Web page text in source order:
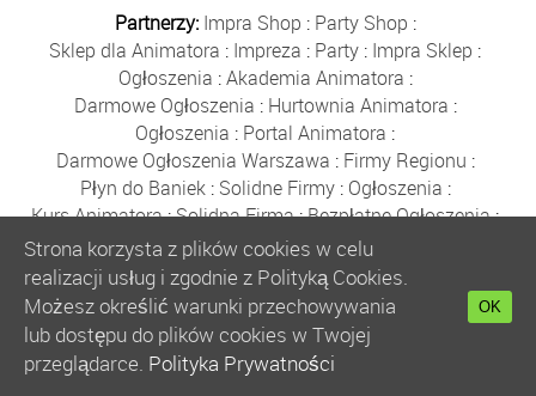
Partnerzy: Impra Shop : Party Shop :
Sklep dla Animatora : Impreza : Party : Impra Sklep :
Ogłoszenia :Akademia Animatora :
Darmowe Ogłoszenia : Hurtownia Animatora :
Ogłoszenia : Portal Animatora :
Darmowe Ogłoszenia Warszawa : Firmy Regionu :
Płyn do Baniek: Solidne Firmy: Ogłoszenia :
Kurs Animatora:Solidna Firma:Bezpłatne Ogłoszenia:
Animator Czasu Wolnego:
Bezpłatne Ogłoszenia Warszawa:sklep animatora
Bańki Mydlane:Bezpłatne Ogłoszenia
Szkolenie Animatorów:Kurs Animatora
:
Kurs Animatora Warszawa :Rumia
Kurs Animatora Poznań:
Strona korzysta z plików cookies w celu
realizacji usług i zgodnie z Polityką Cookies.
Możesz określić warunki przechowywania
lub dostępu do plików cookies w Twojej
przeglądarce. Polityka Prywatności
OK